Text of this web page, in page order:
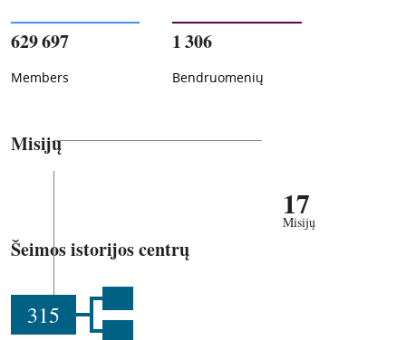
629 697
Members
1 306
Bendruomenių
Misijų
17
Misijų
Šeimos istorijos centrų
315